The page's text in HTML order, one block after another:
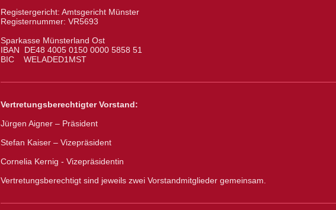
Registergericht: Amtsgericht Münster
Registernummer: VR5693
Sparkasse Münsterland Ost
IBAN DE48 4005 0150 0000 5858 51
BIC WELADED1MST
Vertretungsberechtigter Vorstand:
Jürgen Aigner – Präsident
Stefan Kaiser – Vizepräsident
Cornelia Kernig - Vizepräsidentin
Vertretungsberechtigt sind jeweils zwei Vorstandmitglieder gemeinsam.